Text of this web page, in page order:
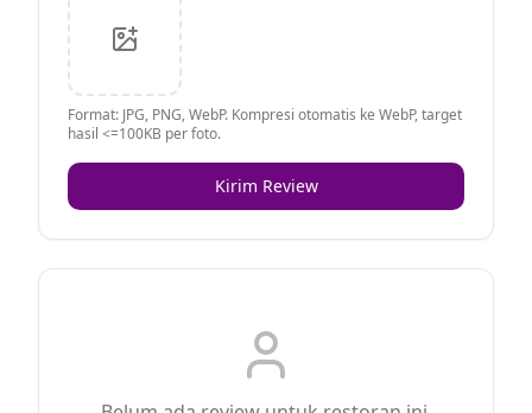
Format: JPG, PNG, WebP. Kompresi otomatis ke WebP, target
hasil <=100KB per foto.
Kirim Review